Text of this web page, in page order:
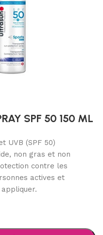
SPF 50 150 ML
UVB (SPF 50)
non gras et non
contre les
actives et